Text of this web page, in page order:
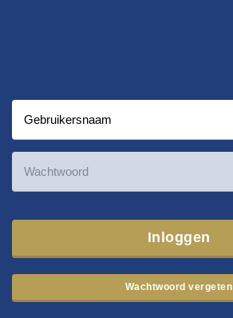
Inloggen
Wachtwoord vergeten